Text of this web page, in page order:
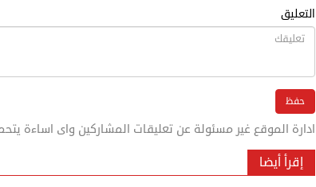
التعليق
ادارة الموقع غير مسئولة عن تعليقات المشاركين واى اساءة
إقرأ أيضا